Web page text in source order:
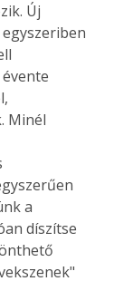
Új
Minél
a
díszítse